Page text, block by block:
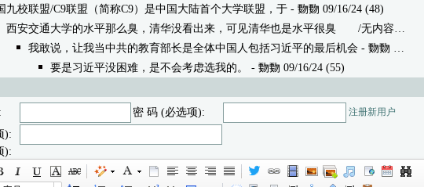
九校联盟/C9联盟（简称C9）是中国大陆首个大学联盟，于- 覅覅 09/16/24 (48)
西安交通大学的水平那么臭，清华没看出来，可见清华也是水平很臭/无内容 - 覅覅 09/16/24 (49)
我敢说，让我当中共的教育部长是全体中国人包括习近平的最后机会- 覅覅 09/16/24 (64)
要是习近平没困难，是不会考虑选我的。
- 覅覅 09/16/24 (55)
密 码 (必选项): 注册新用户
):
):